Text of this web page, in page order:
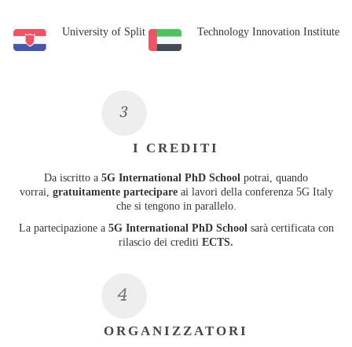
University of Split Technology Innovation Institute
I CREDITI
Da iscritto a 5G International PhD School potrai, quando
vorrai, gratuitamente partecipare ai lavori della conferenza 5G Italy
che si tengono in parallelo.
La partecipazione a 5G International PhD School sarà certificata con
rilascio dei crediti ECTS.
ORGANIZZATORI